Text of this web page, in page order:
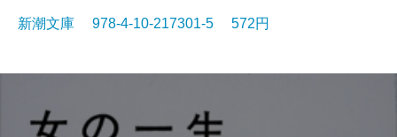
新潮文庫 978-4-10-217301-5 572円